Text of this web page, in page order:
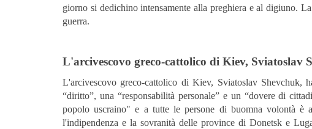
giorno si dedichino intensamente alla preghiera e al digiuno.
guerra.
L'arcivescovo greco-cattolico di Kiev, Sviatoslav
L'arcivescovo greco-cattolico di Kiev, Sviatoslav
“diritto”, una “responsabilità personale” e un “dovere di
popolo uscraino" e a tutte le persone di buomna volontà è
l'indipendenza e la sovranità delle province di Donetsk e